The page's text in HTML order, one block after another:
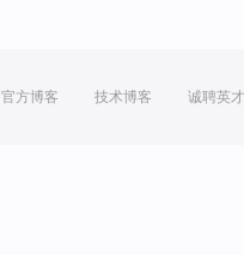
官方博客 技术博客 诚聘英才